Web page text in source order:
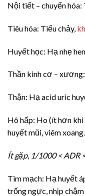
Nội tiết – chuyển
Tiêu hóa: Tiểu chảy,
Huyết học: Hạ nhẹ
Thần kinh cơ –
Thận: Hạ acid uric
Hô hấp: Ho (ít hơn khi
huyết mũi, viêm xoang.
Ít gặp, 1/1000 < ADR
Tim mạch: Hạ huyết
trống ngực, nhịp